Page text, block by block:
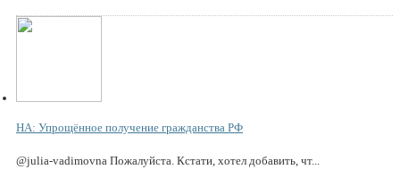
НА: Упрощённое получение гражданства РФ
@julia-vadimovna Пожалуйста. Кстати, хотел добавить, чт...